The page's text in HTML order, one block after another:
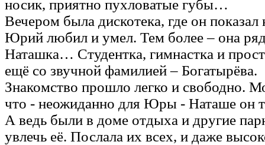
носик, приятно пухловатые губы…
Вечером была дискотека, где он показал
Юрий любил и умел. Тем более – она
Наташка… Студентка, гимнастка и
ещё со звучной фамилией – Богатырёва.
Знакомство прошло легко и свободно.
что - неожиданно для Юры - Наташе он
А ведь были в доме отдыха и другие
увлечь её. Послала их всех, и даже